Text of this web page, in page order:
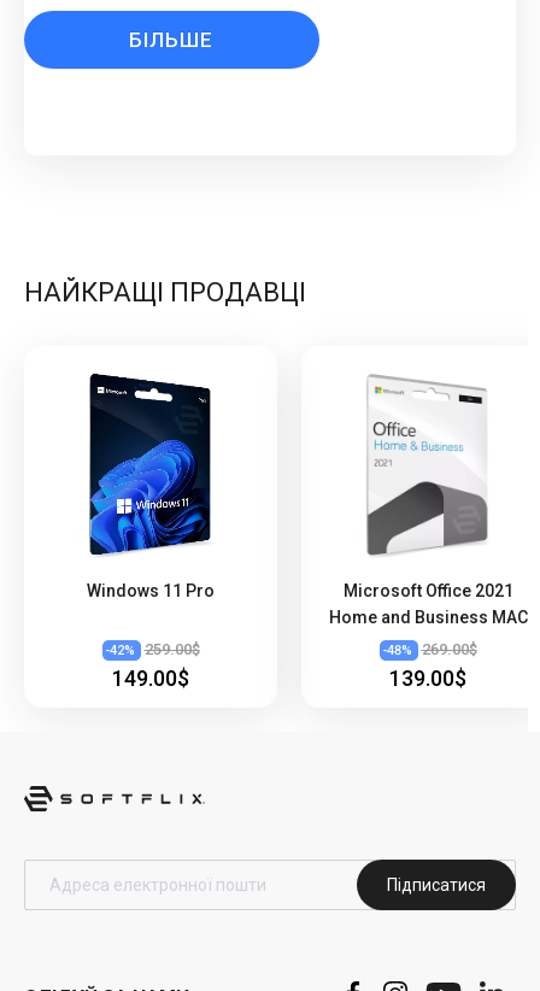
БІЛЬШЕ
НАЙКРАЩІ ПРОДАВЦІ
Windows 11 Pro
-42% 259.00$
149.00$
Microsoft Office 2021
Home and Business MAC
-48% 269.00$
139.00$
Підписатися